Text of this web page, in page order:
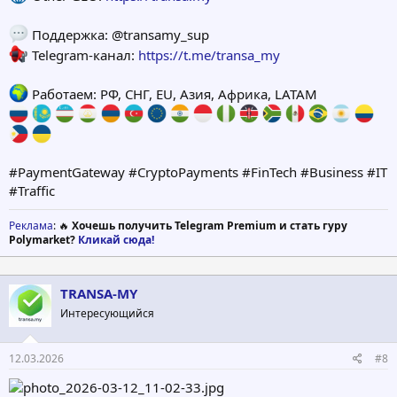
Поддержка: @transamy_sup
Telegram-канал: https://t.me/transa_my
Работаем: РФ, СНГ, EU, Азия, Африка, LATAM
#PaymentGateway #CryptoPayments #FinTech #Business #IT
#Traffic
Реклама: 🔥 Хочешь получить Telegram Premium и стать гуру
Polymarket? Кликай сюда!
TRANSA-MY
Интересующийся
12.03.2026 #8